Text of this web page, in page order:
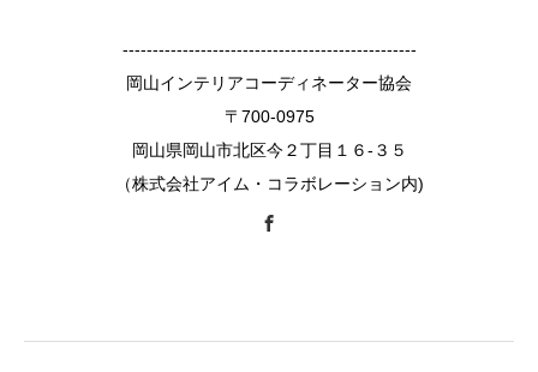
-------------------------------------------------
岡山インテリアコーディネーター協会
〒700-0975
岡山県岡山市北区今２丁目１６-３５
（株式会社アイム・コラボレーション内)